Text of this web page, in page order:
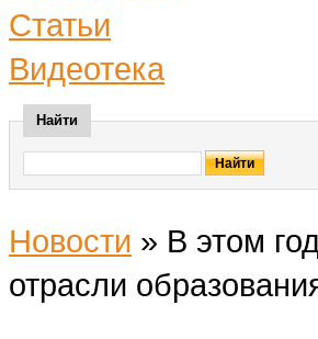
Статьи
Видеотека
Найти
Новости » В этом
отрасли